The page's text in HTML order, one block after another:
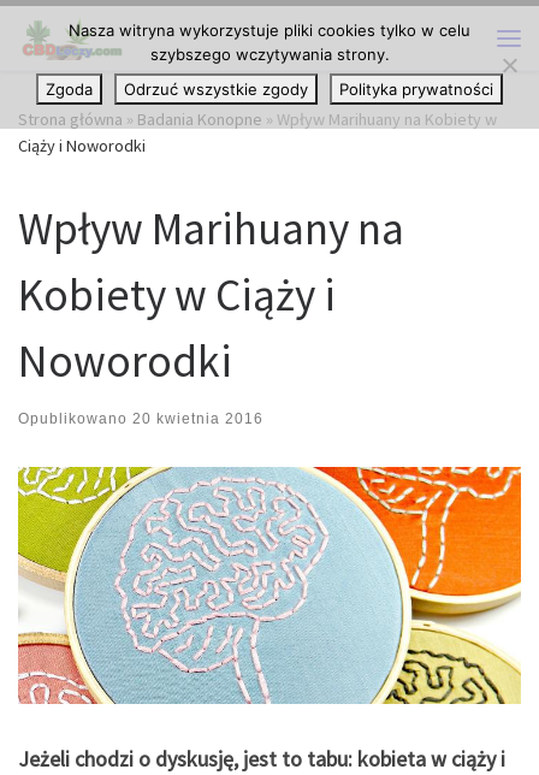
Przejdź do treści
Strona główna » Badania Konopne » Wpływ Marihuany na Kobiety w
Ciąży i Noworodki
Wpływ Marihuany na
Kobiety w Ciąży i
Noworodki
Opublikowano 20 kwietnia 2016
Jeżeli chodzi o dyskusję, jest to tabu: kobieta w ciąży i
Nasza witryna wykorzystuje pliki cookies tylko w celu
szybszego wczytywania strony.
Zgoda
Odrzuć wszystkie zgody Polityka prywatności